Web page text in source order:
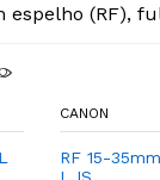
(RF),
CANON
RF 15-